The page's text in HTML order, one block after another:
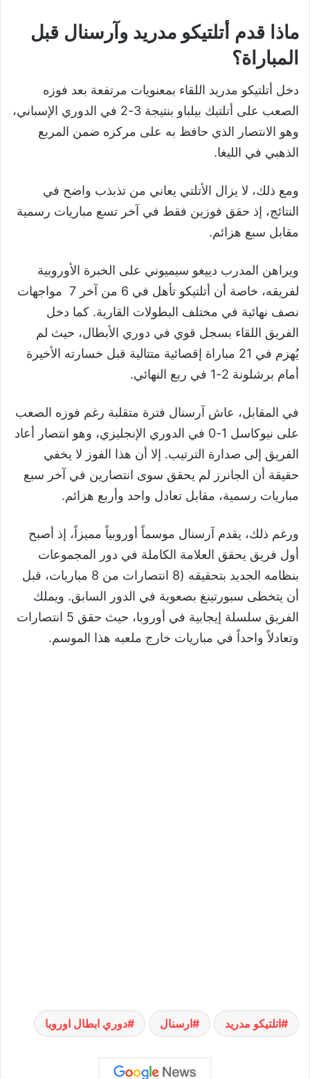
ماذا قدم أتلتيكو مدريد وآرسنال قبل
المباراة؟
دخل أتلتيكو مدريد اللقاء بمعنويات مرتفعة بعد فوزه
الصعب على أتلتيك بيلباو بنتيجة 3-2 في الدوري الإسباني،
وهو الانتصار الذي حافظ به على مركزه ضمن المربع
الذهبي في الليغا.
ومع ذلك، لا يزال الأتلتي يعاني من تذبذب واضح في
النتائج، إذ حقق فوزين فقط في آخر تسع مباريات رسمية
مقابل سبع هزائم.
ويراهن المدرب دييغو سيميوني على الخبرة الأوروبية
لفريقه، خاصة أن أتلتيكو تأهل في 6 من آخر 7 مواجهات
نصف نهائية في مختلف البطولات القارية. كما دخل
الفريق اللقاء بسجل قوي في دوري الأبطال، حيث لم
يُهزم في 21 مباراة إقصائية متتالية قبل خسارته الأخيرة
أمام برشلونة 2-1 في ربع النهائي.
في المقابل، عاش آرسنال فترة متقلبة رغم فوزه الصعب
على نيوكاسل 1-0 في الدوري الإنجليزي، وهو انتصار أعاد
الفريق إلى صدارة الترتيب. إلا أن هذا الفوز لا يخفي
حقيقة أن الجانرز لم يحقق سوى انتصارين في آخر سبع
مباريات رسمية، مقابل تعادل واحد وأربع هزائم.
ورغم ذلك، يقدم آرسنال موسماً أوروبياً مميزاً، إذ أصبح
أول فريق يحقق العلامة الكاملة في دور المجموعات
بنظامه الجديد بتحقيقه (8 انتصارات من 8 مباريات، قبل
أن يتخطى سبورتينغ بصعوبة في الدور السابق. ويملك
الفريق سلسلة إيجابية في أوروبا، حيث حقق 5 انتصارات
وتعادلاً واحداً في مباريات خارج ملعبه هذا الموسم.
اتلتيكو مدريد ارسنال دوري ابطال اوروبا